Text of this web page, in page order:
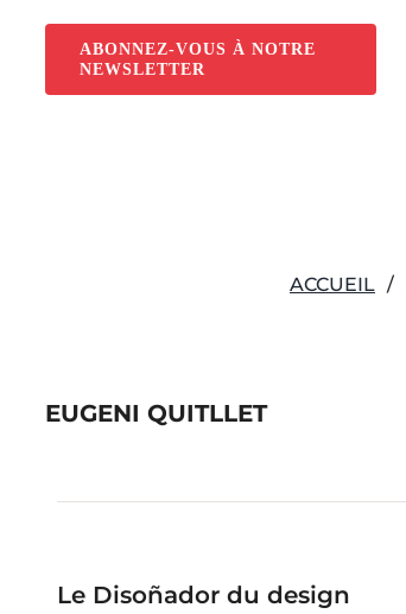
ABONNEZ-VOUS À NOTRE
NEWSLETTER
ACCUEIL
EUGENI QUITLLET
Le Disoñador du design